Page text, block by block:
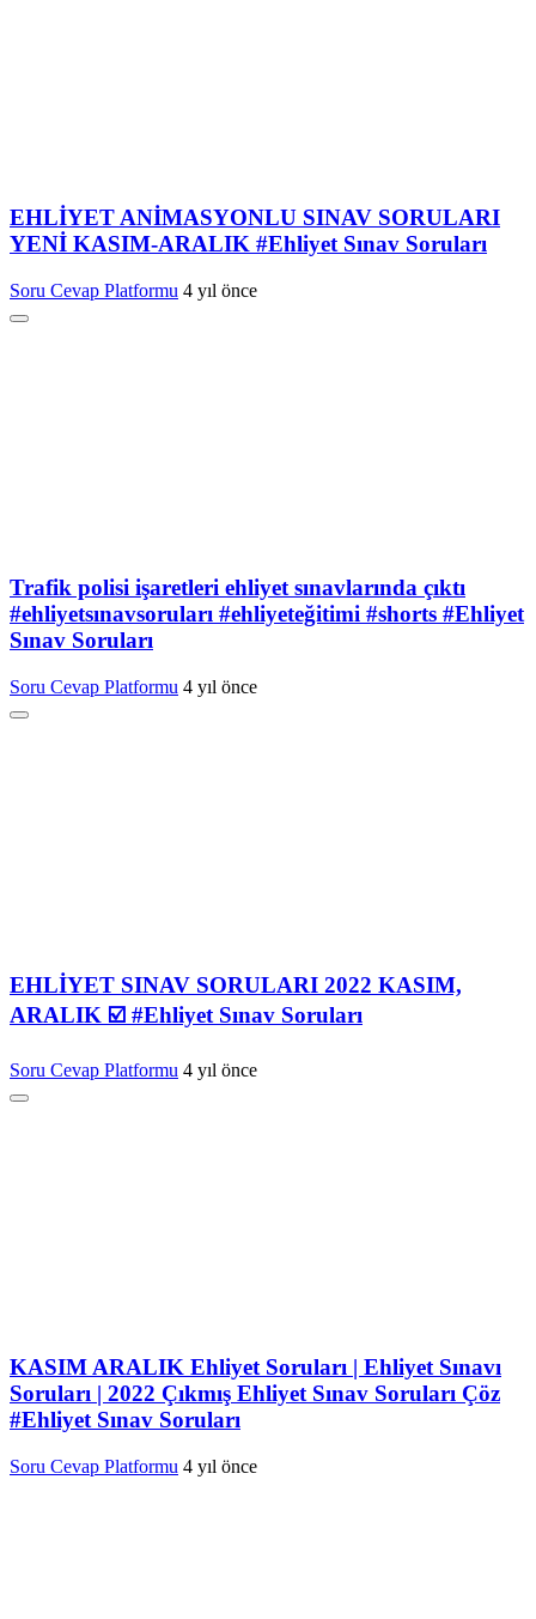
EHLİYET ANİMASYONLU SINAV SORULARI
YENİ KASIM-ARALIK #Ehliyet Sınav Soruları
Soru Cevap Platformu 4 yıl önce
Trafik polisi işaretleri ehliyet sınavlarında çıktı
#ehliyetsınavsoruları #ehliyeteğitimi #shorts #Ehliyet
Sınav Soruları
Soru Cevap Platformu 4 yıl önce
EHLİYET SINAV SORULARI 2022 KASIM,
ARALIK ☑️ #Ehliyet Sınav Soruları
Soru Cevap Platformu 4 yıl önce
KASIM ARALIK Ehliyet Soruları | Ehliyet Sınavı
Soruları | 2022 Çıkmış Ehliyet Sınav Soruları Çöz
#Ehliyet Sınav Soruları
Soru Cevap Platformu 4 yıl önce